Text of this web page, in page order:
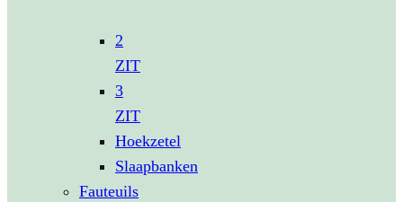
2
ZIT
3
ZIT
Hoekzetel
Slaapbanken
Fauteuils